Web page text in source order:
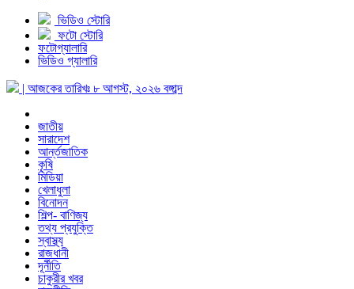
ভিডিও স্টোরি
ফটো স্টোরি
ফটোগ্যালারি
ভিডিও গ্যালারি
| আজকের তারিখঃ ৮ আগস্ট, ২০২৬ বঙ্গাব্দ
জাতীয়
সারাদেশ
আর্ন্তজাতিক
কৃষি
মিডিয়া
খেলাধুলা
বিনোদন
শিল্প- বাণিজ্য
তথ্য প্রযুক্তি
স্বাস্থ্য
রাজধানী
দূর্নীতি
চাকুরীর খবর